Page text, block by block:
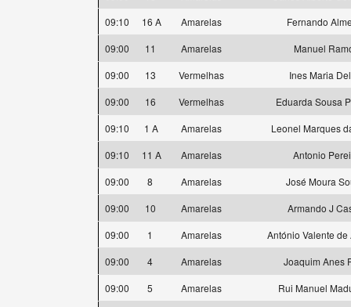
09:10
16 A Amarelas
Fernando
09:00
11 Amarelas
Manuel
09:00
13 Vermelhas
Ines Maria
09:00
16 Vermelhas
Eduarda Sousa
09:10
1 A Amarelas
Leonel Marques
09:10
11 A Amarelas
Antonio
09:00
8 Amarelas
José Moura
09:00
10 Amarelas
Armando J
09:00
1 Amarelas
António Valente de
09:00
4 Amarelas
Joaquim Anes
09:00
5 Amarelas
Rui Manuel